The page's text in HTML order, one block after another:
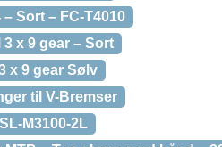
Sort – FC-T4010
x 9 gear – Sort
x 9 gear Sølv
til V-Bremser
M3100-2L